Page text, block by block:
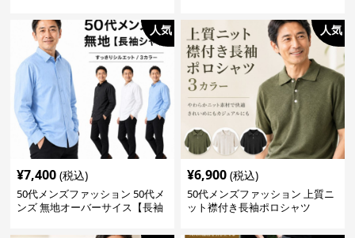
人気
¥7,400 (税込)
50代メンズファッション 50代メ
ンズ 無地オーバーサイス【長袖
人気
¥6,900 (税込)
50代メンズファッション 上質ニ
ット襟付き長袖ポロシャツ